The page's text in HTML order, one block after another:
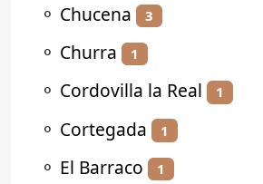
⚬ Chucena 3
⚬ Churra 1
⚬ Cordovilla la Real 1
⚬ Cortegada 1
⚬ El Barraco 1